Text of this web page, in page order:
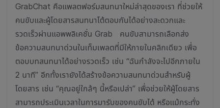
GrabChat คือแพลตฟอร์มสนทนาใหม่ล่าสุดของเรา ที่ช่วยให้
คนขับและผู้โดยสารสนทนาโต้ตอบกันได้อย่างสะดวกและ
รวดเร็วผ่านแอพพลิเคชั่น Grab คนขับสามารถเลือกส่ง
ข้อความสนทนาด่วนในเท็มเพลตที่มีให้ภายในคลิกเดียว เพื่อ
ตอบบทสนทนาได้อย่างรวดเร็ว เช่น “ฉันกำลังจะไปอีกภายใน
2 นาที” อีกทั้งเรายังได้สร้างข้อความสนทนาด่วนสำหรับผู้
โดยสาร เช่น “คุณอยู่ใกล้ๆ นี้หรือเปล่า” เพื่อช่วยให้ผู้โดยสาร
สามารถประเมินเวลาในการมารับของคนขับได้ หรือแม้กระทั่ง